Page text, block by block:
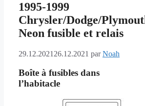
1995-1999
Chrysler/Dodge/
Neon fusible et relais
29.12.2021 26.12.2021 parNoah
Boîte à fusibles dans
l’habitacle